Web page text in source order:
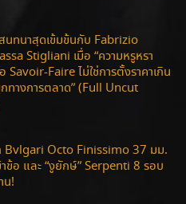
นทนาสุดเข้มข้นกับ Fabrizio
Stigliani เมื่อ “ความหรูหรา
Savoir-Faire ไม่ใช่การตั้งราคาเกิน
ทางการตลาด” (Full Uncut
Bvlgari Octo Finissimo 37 มม.
ข้อ และ “งูยักษ์” Serpenti 8 รอบ
น!